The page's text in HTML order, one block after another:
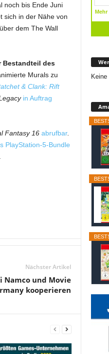
noch bis Ende Juni
sich in der Nähe von
dem The Wall
Bestandteil des
Murals zu
& Clank: Rift
in Auftrag
Fantasy 16 abrufbar.
PlayStation-5-Bundle
Nächster Artikel
Namco und Movie
kooperieren
Keine